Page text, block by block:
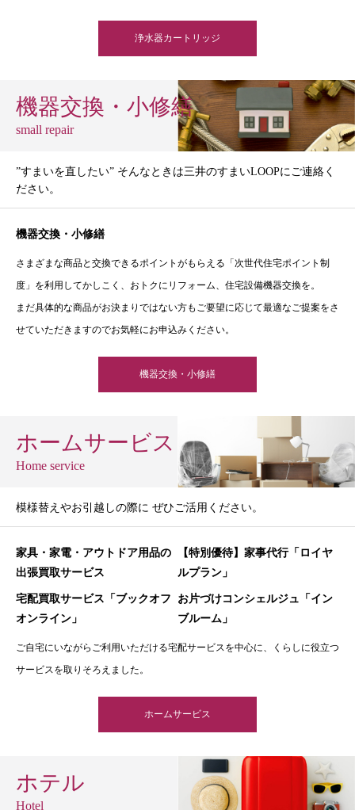
浄水器カートリッジ
機器交換・小修繕
small repair
”すまいを直したい” そんなときは三井のすまいLOOPにご連絡く
ださい。
機器交換・小修繕
さまざまな商品と交換できるポイントがもらえる「次世代住宅ポイント制
度」を利用してかしこく、おトクにリフォーム、住宅設備機器交換を。
まだ具体的な商品がお決まりではない方もご要望に応じて最適なご提案をさ
せていただきますのでお気軽にお申込みください。
機器交換・小修繕
ホームサービス
Home service
模様替えやお引越しの際に ぜひご活用ください。
家具・家電・アウトドア用品の
出張買取サービス
【特別優待】家事代行「ロイヤ
ルプラン」
宅配買取サービス「ブックオフ
オンライン」
お片づけコンシェルジュ「イン
ブルーム」
ご自宅にいながらご利用いただける宅配サービスを中心に、くらしに役立つ
サービスを取りそろえました。
ホームサービス
ホテル
Hotel